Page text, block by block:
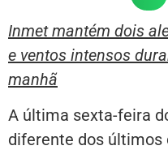
Inmet mantém dois
e ventos intensos
manhã
A última sexta-feira
diferente dos últimos